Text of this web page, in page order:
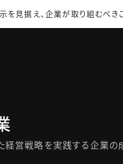
を見据え、企業が取り組むべ
経営戦略を実践する企業の